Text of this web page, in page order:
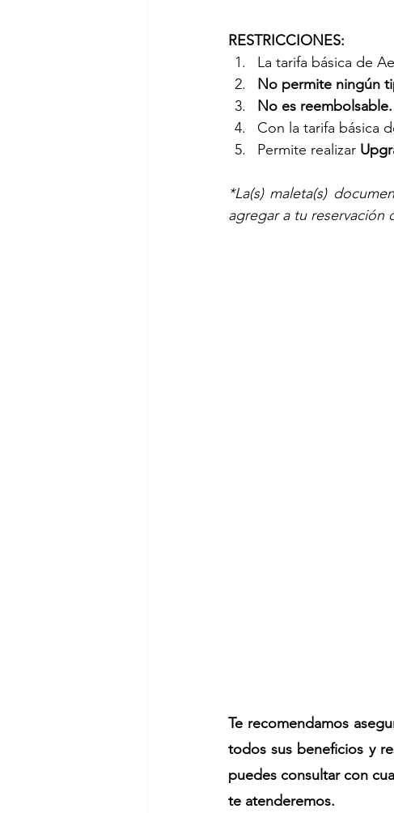
RESTRICCIONES:
La tarifa básica de
No permite ningún
No es reembolsable.
Con la tarifa básica
Permite realizar
*La(s) maleta(s)
agregar a tu
Te recomendamos
todos sus beneficios y
puedes consultar con
te atenderemos.